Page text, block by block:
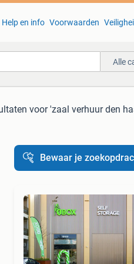
Help en info Voorwaarden
Alle
voor 'zaal verhuur den
Bewaar je